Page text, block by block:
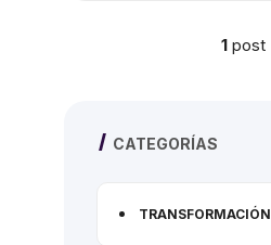
1post
CATEGORÍAS
TRANSFORMACIÓN